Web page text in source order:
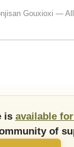
Gouxioxi — All
is available
of